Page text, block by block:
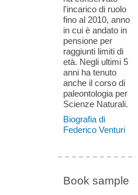
l'incarico di ruolo
fino al 2010, anno
in cui è andato in
pensione per
raggiunti limiti di
età. Negli ultimi 5
anni ha tenuto
anche il corso di
paleontologia per
Scienze Naturali.
Biografia di
Federico Venturi
Book sample